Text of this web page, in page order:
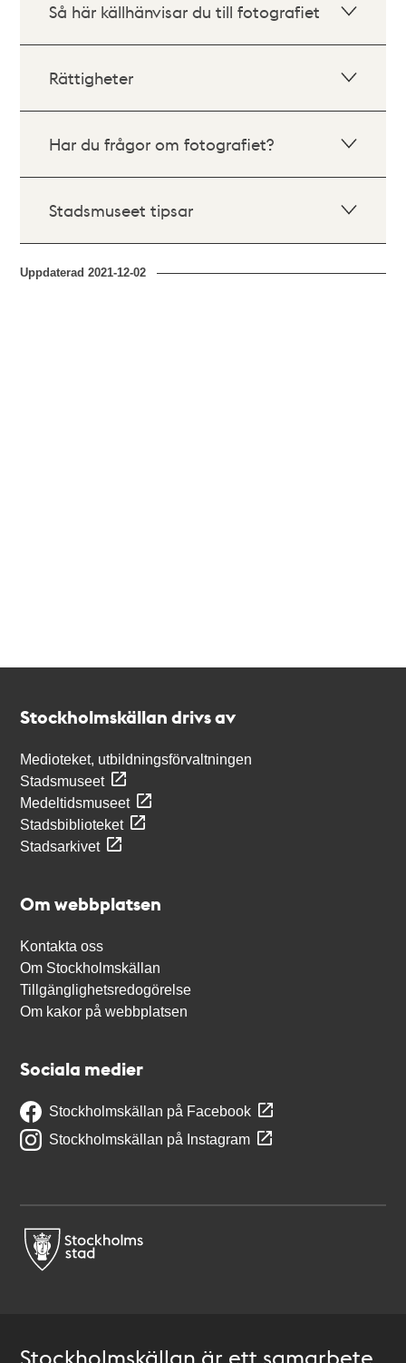
Så här källhänvisar du till fotografiet
Rättigheter
Har du frågor om fotografiet?
Stadsmuseet tipsar
Uppdaterad2021-12-02
Stockholmskällan drivs av
Medioteket, utbildningsförvaltningen
Stadsmuseet
Medeltidsmuseet
Stadsbiblioteket
Stadsarkivet
Om webbplatsen
Kontakta oss
Om Stockholmskällan
Tillgänglighetsredogörelse
Om kakor på webbplatsen
Sociala medier
Stockholmskällan på Facebook
Stockholmskällan på Instagram
Stockholmskällan är ett samarbete